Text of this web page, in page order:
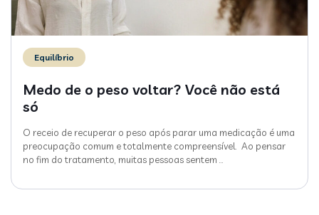
Equilíbrio
Medo de o peso voltar? Você não está
só
O receio de recuperar o peso após parar uma medicação é uma
preocupação comum e totalmente compreensível. Ao pensar
no fim do tratamento, muitas pessoas sentem